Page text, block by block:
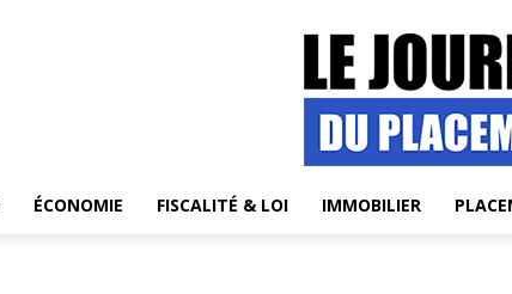
ÉCONOMIE FISCALITÉ & LOI IMMOBILIER